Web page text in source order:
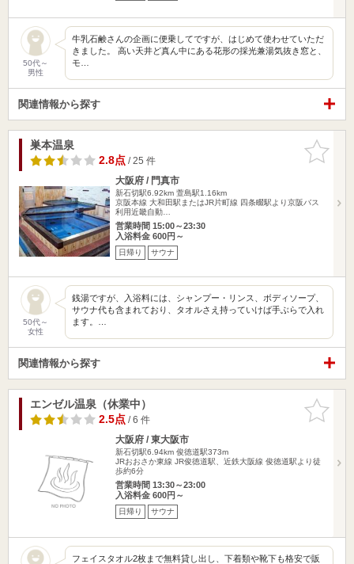
50代～
男性
牛乳石鹸さんの企画に便乗してですが、はじめて使わせていただ
きました。 高い天井ど真ん中にある花形の採光兼湯気抜き窓と、
モ…
関連情報から探す
お気に入
りに追加
巣本温泉
2.8点/ 25 件
大阪府 / 門真市
新石切駅6.92km 萱島駅1.16km
京阪本線 大和田駅またはJR片町線 四条畷駅より京阪バス
利用近畿自動…
営業時間 15:00～23:30
入浴料金 600円～
日帰り サウナ
50代～
女性
銭湯ですが、入浴料には、シャンプー・リンス、ボディソープ、
サウナ代も含まれており、タオルさえ持っていけば手ぶらで入れ
ます。…
関連情報から探す
お気に入
りに追加
エンゼル温泉（休業中）
2.5点/ 6 件
大阪府 / 東大阪市
新石切駅6.94km 俊徳道駅373m
JRおおさか東線 JR俊徳道駅、近鉄大阪線 俊徳道駅より徒
歩約6分
営業時間 13:30～23:00
入浴料金 600円～
日帰り サウナ
フェイスタオル2枚まで無料貸し出し、下着類や靴下も格安で販